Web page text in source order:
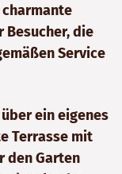
Besucher, die
Service
ein eigenes
Terrasse mit
den Garten